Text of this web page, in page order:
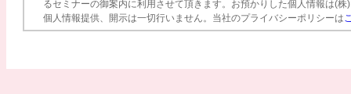
るセミナーの御案内に利用させて頂きます。お預かりした個人情報は(
個人情報提供、開示は一切行いません。当社のプライバシーポリシーは